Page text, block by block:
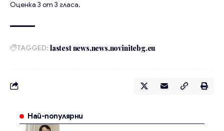
Оценка 3 от 3 гласа.
TAGGED: lastest news news novinitebg.eu
Най-популярни